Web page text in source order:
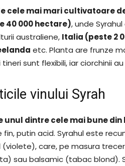
cele mai mari cultivatoare
40 000 hectare), unde
australiene, Italia (peste 2
etc. Planta are frunze
sunt flexibili, iar ciorchinii
vinului Syrah
unul dintre cele mai bune din
putin acid. Syrahul este
(violete), care, pe masura
sau balsamic (tabac blond).